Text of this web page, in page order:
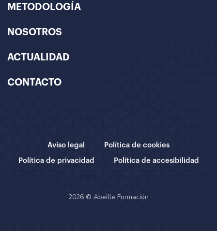
METODOLOGÍA
NOSOTROS
ACTUALIDAD
CONTACTO
Aviso legal Política de cookies
Política de privacidad Política de accesibilidad
2026 © Abeille Formación